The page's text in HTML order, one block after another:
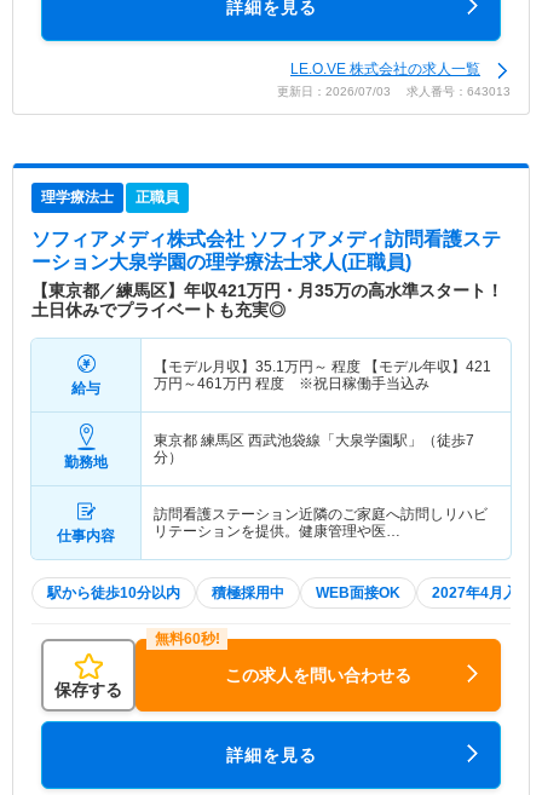
詳細を見る
LE.O.VE 株式会社の求人一覧
更新日：2026/07/03 求人番号：643013
理学療法士 正職員
ソフィアメディ株式会社 ソフィアメディ訪問看護ステ
ーション大泉学園の理学療法士求人(正職員)
【東京都／練馬区】年収421万円・月35万の高水準スタート！
土日休みでプライベートも充実◎
給与
【モデル月収】 35.1万円～ 程度 【モデル年収】 421
万円～461万円 程度 ※祝日稼働手当込み
勤務地
東京都 練馬区 西武池袋線「大泉学園駅」（徒歩7
分）
仕事内容
訪問看護ステーション近隣のご家庭へ訪問しリハビ
リテーションを提供。健康管理や医…
駅から徒歩10分以内 積極採用中 WEB面接OK 2027年4月入職
保存する
この求人を問い合わせる
詳細を見る